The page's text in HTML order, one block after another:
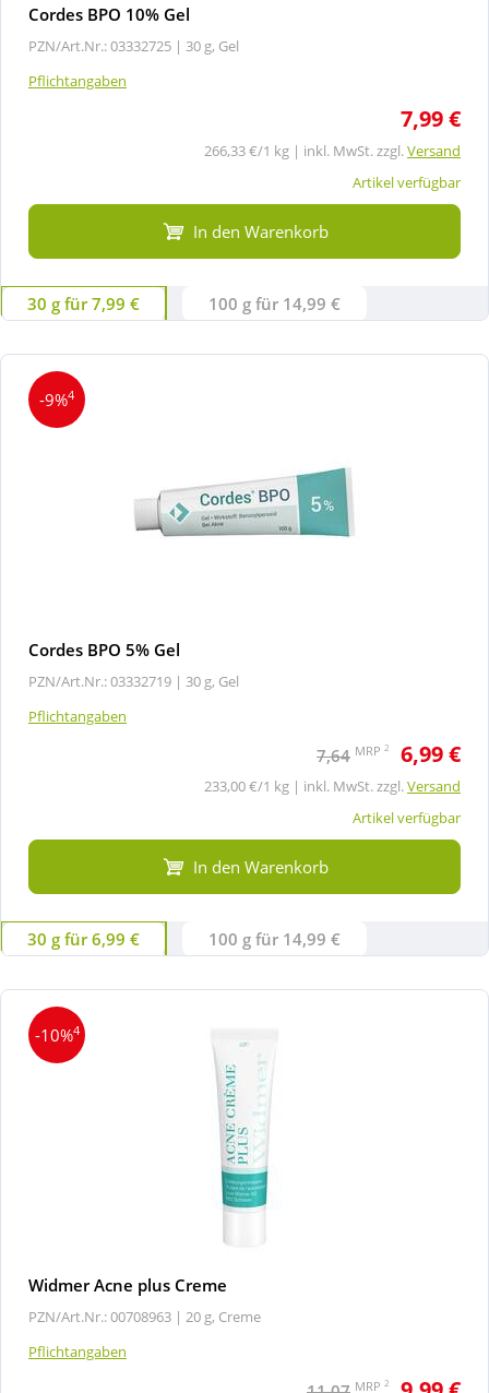
Cordes BPO 10% Gel
PZN/Art.Nr.: 03332725 | 30 g, Gel
Pflichtangaben
7,99 €
266,33 €/1 kg | inkl. MwSt. zzgl.Versand
Artikel verfügbar
In den Warenkorb
30 g für 7,99 € 100 g für 14,99 €
-9%4
Cordes BPO 5% Gel
PZN/Art.Nr.: 03332719 | 30 g, Gel
Pflichtangaben
7,64 MRP 2 6,99 €
233,00 €/1 kg | inkl. MwSt. zzgl.Versand
Artikel verfügbar
In den Warenkorb
30 g für 6,99 € 100 g für 14,99 €
-10%4
Widmer Acne plus Creme
PZN/Art.Nr.: 00708963 | 20 g, Creme
Pflichtangaben
MRP 2